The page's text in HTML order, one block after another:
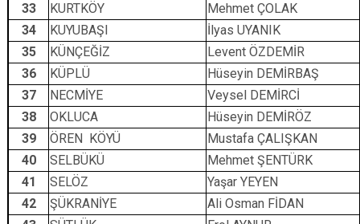
33
KURTKÖY
Mehmet ÇOLAK
34
KUYUBAŞI
İlyas UYANIK
35
KÜNÇEĞİZ
Levent ÖZDEMİR
36
KÜPLÜ
Hüseyin DEMİRBAŞ
37
NECMİYE
Veysel DEMİRCİ
38
OKLUCA
Hüseyin DEMİRÖZ
39
ÖREN KÖYÜ
Mustafa ÇALIŞKAN
40
SELBÜKÜ
Mehmet ŞENTÜRK
41
SELÖZ
Yaşar YEYEN
42
ŞÜKRANİYE
Ali Osman FİDAN